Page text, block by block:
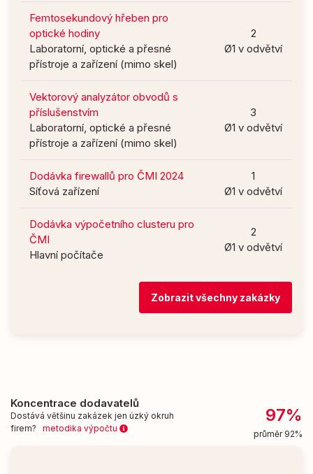
Femtosekundový hřeben pro
optické hodiny
Laboratorní, optické a přesné
přístroje a zařízení (mimo skel)
2
Ø1 v odvětví
Vektorový analyzátor obvodů s
příslušenstvím
Laboratorní, optické a přesné
přístroje a zařízení (mimo skel)
3
Ø1 v odvětví
Dodávka firewallů pro ČMI 2024
Síťová zařízení
1
Ø1 v odvětví
Dodávka výpočetního clusteru pro
ČMI
Hlavní počítače
2
Ø1 v odvětví
Zobrazit všechny zakázky
Koncentrace dodavatelů
Dostává většinu zakázek jen úzký okruh
firem? metodika výpočtu
97%
průměr 92%